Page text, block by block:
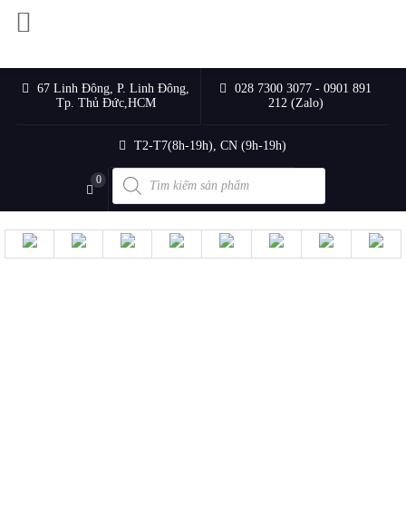
67 Linh Đông, P. Linh Đông,
Tp. Thủ Đức,HCM
028 7300 3077 - 0901 891
212 (Zalo)
T2-T7(8h-19h), CN (9h-19h)
0
Products
search